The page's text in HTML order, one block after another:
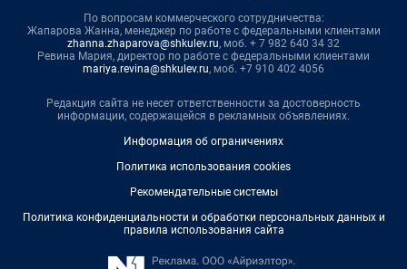
По вопросам коммерческого сотрудничества:
Жапарова Жанна, менеджер по работе с федеральными клиентами
zhanna.zhaparova@shkulev.ru, моб. + 7 982 640 34 32
Ревина Мария, директор по работе с федеральными клиентами
mariya.revina@shkulev.ru, моб. +7 910 402 4056
Редакция сайта не несет ответственности за достоверность
информации, содержащейся в рекламных объявлениях.
Информация об ограничениях
Политика использования cookies
Рекомендательные системы
Политика конфиденциальности и обработки персональных данных и
правила использования сайта